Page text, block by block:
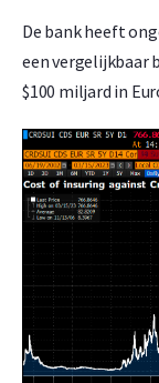
De bank heeft
een vergelijkbaar
$100 miljard in